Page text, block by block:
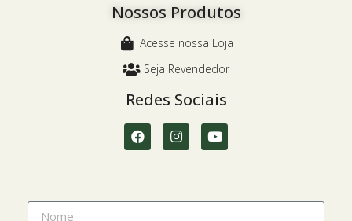
Nossos Produtos
Acesse nossa Loja
Seja Revendedor
Redes Sociais